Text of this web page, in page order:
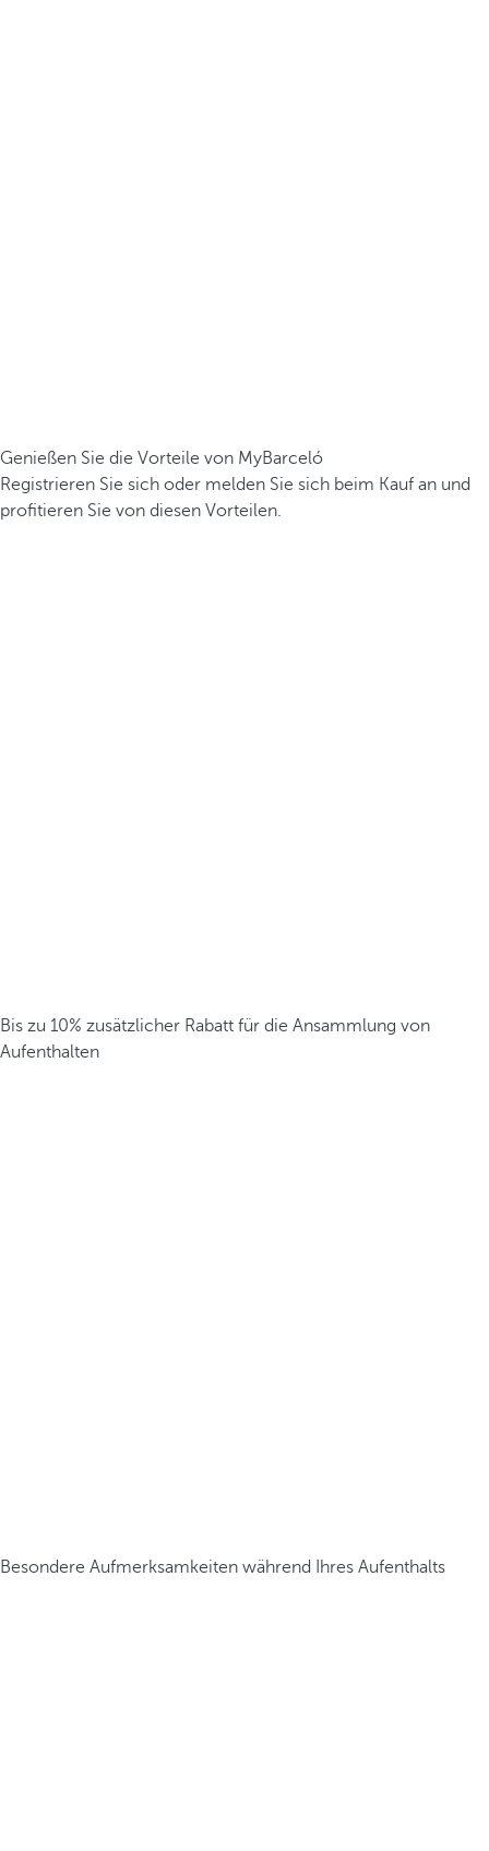
Genießen Sie die Vorteile von MyBarceló
Registrieren Sie sich oder melden Sie sich beim Kauf an und
profitieren Sie von diesen Vorteilen.
Bis zu 10% zusätzlicher Rabatt für die Ansammlung von
Aufenthalten
Besondere Aufmerksamkeiten während Ihres Aufenthalts